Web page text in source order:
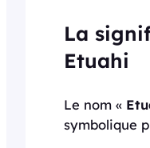
La
Etuahi
Le nom «
symbolique